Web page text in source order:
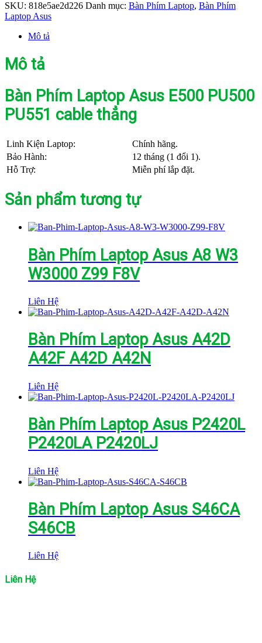
SKU: 818e5ae2d226 Danh mục: Bàn Phím Laptop, Bàn Phím
Laptop Asus
Mô tả
Mô tả
Bàn Phím Laptop Asus E500 PU500
PU551 cable thẳng
Linh Kiện Laptop:
Chính hãng.
Bảo Hành:
12 tháng (1 đổi 1).
Hỗ Trợ:
Miễn phí lắp đặt.
Sản phẩm tương tự
Bàn Phím Laptop Asus A8 W3
W3000 Z99 F8V
Liên Hệ
Bàn Phím Laptop Asus A42D
A42F A42D A42N
Liên Hệ
Bàn Phím Laptop Asus P2420L
P2420LA P2420LJ
Liên Hệ
Bàn Phím Laptop Asus S46CA
S46CB
Liên Hệ
Liên Hệ